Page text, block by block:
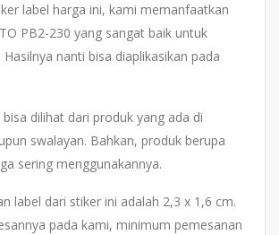
label harga ini, kami memanfaatkan
PB2-230 yang sangat baik untuk
nanti bisa diaplikasikan pada
dilihat dari produk yang ada di
swalayan. Bahkan, produk berupa
sering menggunakannya.
label dari stiker ini adalah 2,3 x 1,6 cm.
pada kami, minimum pemesanan